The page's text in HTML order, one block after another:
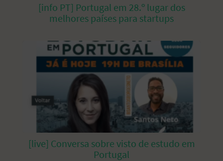
[info PT] Portugal em 28.º lugar dos
melhores países para startups
[live] Conversa sobre visto de estudo em
Portugal